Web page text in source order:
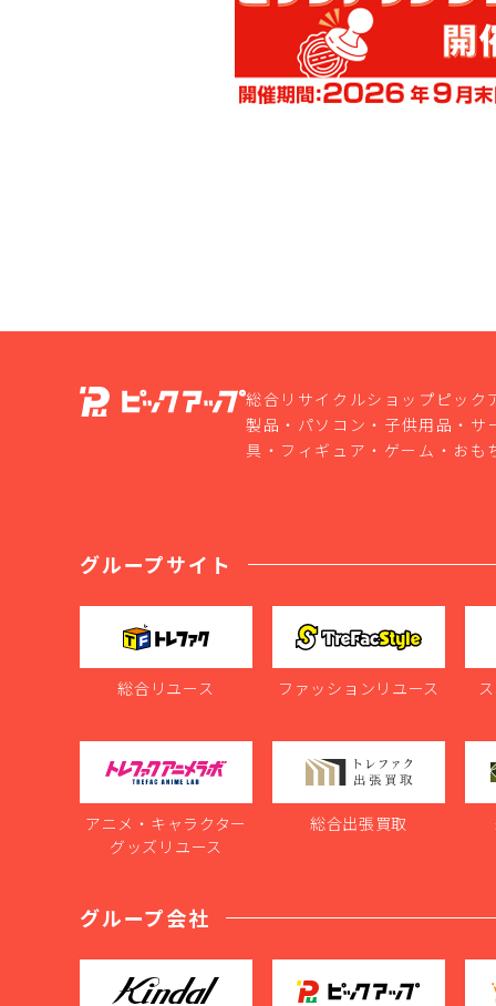
総合リサイクルショップピッ
製品・パソコン・子供用品・
具・フィギュア・ゲーム・お
グループサイト
総合リユース ファッションリユース
アニメ・キャラクター
グッズリユース
総合出張買取
グループ会社